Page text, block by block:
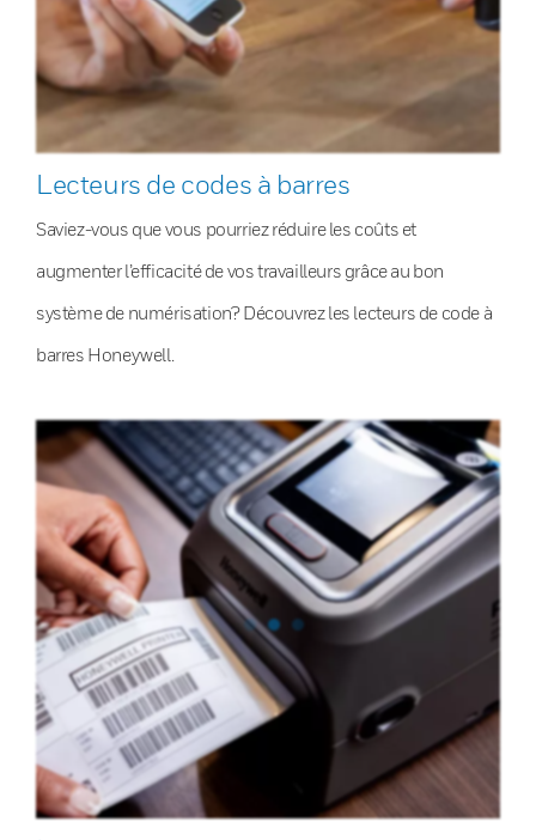
Lecteurs de codes à barres
Saviez-vous que vous pourriez réduire les coûts et
augmenter l’efficacité de vos travailleurs grâce au bon
système de numérisation? Découvrez les lecteurs de code à
barres Honeywell.